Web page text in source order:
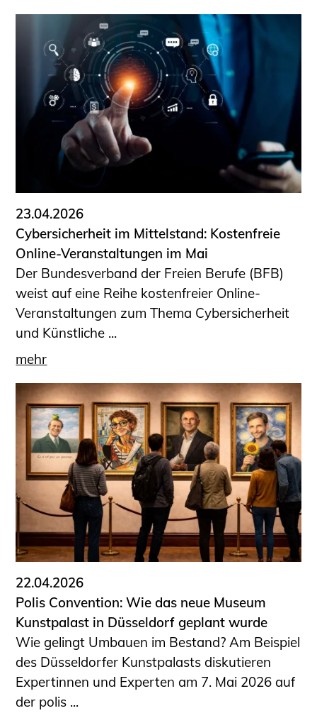
23.04.2026
Cybersicherheit im Mittelstand: Kostenfreie
Online-Veranstaltungen im Mai
Der Bundesverband der Freien Berufe (BFB)
weist auf eine Reihe kostenfreier Online-
Veranstaltungen zum Thema Cybersicherheit
und Künstliche ...
mehr
22.04.2026
Polis Convention: Wie das neue Museum
Kunstpalast in Düsseldorf geplant wurde
Wie gelingt Umbauen im Bestand? Am Beispiel
des Düsseldorfer Kunstpalasts diskutieren
Expertinnen und Experten am 7. Mai 2026 auf
der polis ...